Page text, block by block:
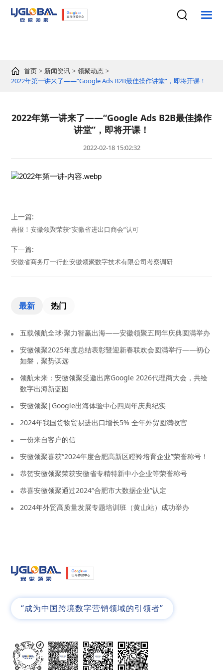
首页 新闻资讯
领聚动态
2022年第一讲来了——“Google Ads B2B最佳操作讲堂”，即将开课！
2022年第一讲来了——“Google Ads B2B最佳操作
讲堂”，即将开课！
2022-02-18 15:02:32
上一篇:
喜报！安徽领聚荣获“安徽省进出口商会”认可
下一篇:
安徽省商务厅一行赴安徽领聚数字技术有限公司考察调研
最新 热门
五载领航全球·聚力智赢出海——安徽领聚五周年庆典圆满举办
安徽领聚2025年度总结表彰暨迎新春联欢会圆满举行——初心
如磐，聚势谋远
领航未来：安徽领聚受邀出席Google 2026代理商大会，共绘
数字出海新蓝图
安徽领聚|Google出海体验中心四周年庆典纪实
2024年我国货物贸易进出口增长5% 全年外贸圆满收官
一份来自客户的信
安徽领聚喜获“2024年度合肥高新区瞪羚培育企业”荣誉称号！
恭贺安徽领聚荣获安徽省专精特新中小企业等荣誉称号
恭喜安徽领聚通过2024“合肥市大数据企业”认定
2024年外贸高质量发展专题培训班（黄山站）成功举办
“成为中国跨境数字营销领域的引领者”